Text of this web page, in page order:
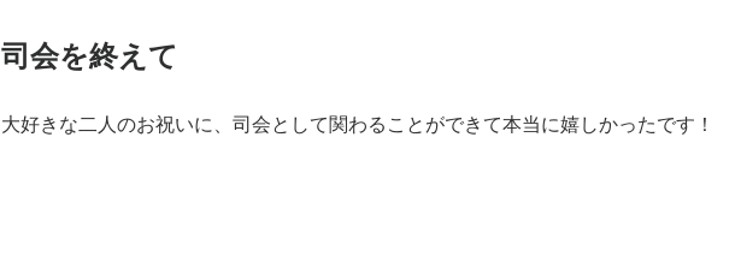
司会を終えて
大好きな二人のお祝いに、司会として関わることができて本当に嬉しかったです！